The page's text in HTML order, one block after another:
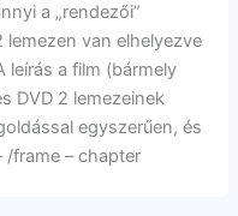
a „rendezői”
van elhelyezve
leírás a film (bármely
DVD 2 lemezeinek
egyszerűen, és
/frame – chapter